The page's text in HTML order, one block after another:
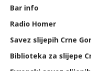
Bar info
Radio Homer
Savez slijepih Crne
Biblioteka za slijepe